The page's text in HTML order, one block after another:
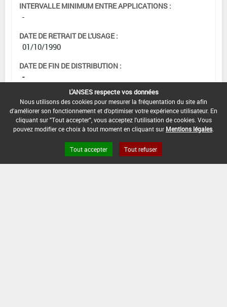
INTERVALLE MINIMUM ENTRE APPLICATIONS :
-
DATE DE RETRAIT DE L'USAGE :
01/10/1990
DATE DE FIN DE DISTRIBUTION :
-
DATE DE FIN D'UTILISATION :
-
L'ANSES respecte vos données
Nous utilisons des cookies pour mesurer la fréquentation du site afin
d'améliorer son fonctionnement et d'optimiser votre expérience utilisateur. En
cliquant sur "Tout accepter", vous acceptez l'utilisation de cookies. Vous
pouvez modifier ce choix à tout moment en cliquant sur Mentions légales
Tout accepter Tout refuser